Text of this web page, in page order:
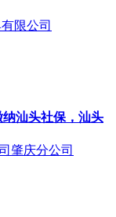
限公司
汕头社保，汕头
肇庆分公司